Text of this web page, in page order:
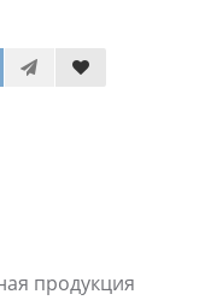
продукция